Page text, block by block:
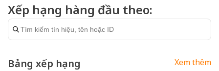
Xếp hạng hàng đầu theo:
Bảng xếp hạng Xem thêm